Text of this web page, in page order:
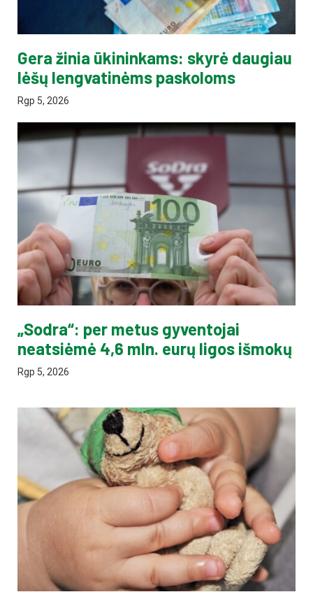
Gera žinia ūkininkams: skyrė daugiau
lėšų lengvatinėms paskoloms
Rgp 5, 2026
„Sodra“: per metus gyventojai
neatsiėmė 4,6 mln. eurų ligos išmokų
Rgp 5, 2026